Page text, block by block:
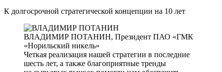
К долгосрочной стратегической концепции на 10 лет
ВЛАДИМИР ПОТАНИН, Президент ПАО «ГМК
«Норильский никель»
Четкая реализация нашей стратегии в последние
шесть лет, а также благоприятные тренды